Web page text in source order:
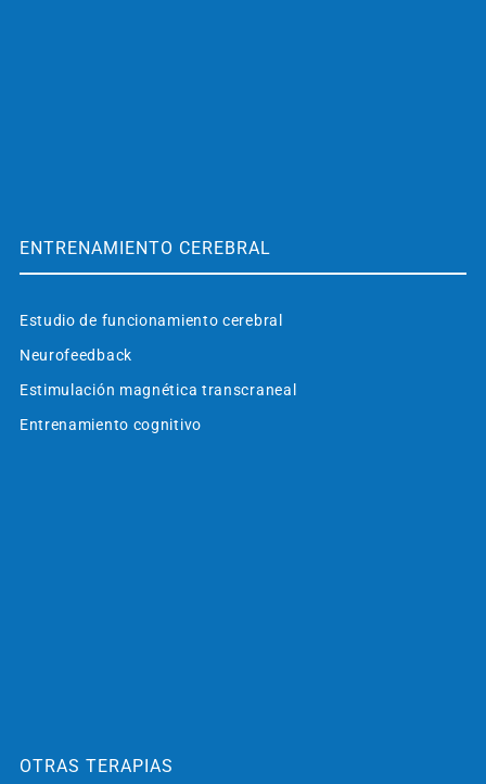
ENTRENAMIENTO CEREBRAL
Estudio de funcionamiento cerebral
Neurofeedback
Estimulación magnética transcraneal
Entrenamiento cognitivo
OTRAS TERAPIAS